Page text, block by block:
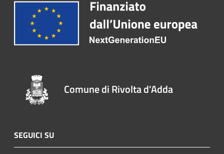
Comune di Rivolta d'Adda
SEGUICI SU